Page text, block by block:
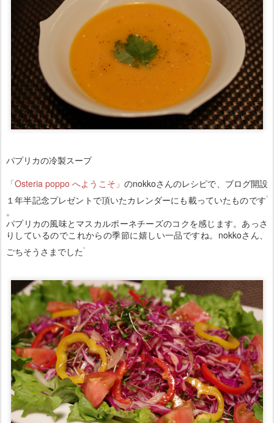
パプリカの冷製スープ
「Osteria poppo へようこそ」 のnokkoさんのレシピで、ブログ開設
１年半記念プレゼントで頂いたカレンダーにも載っていたものです
。
パプリカの風味とマスカルポーネチーズのコクを感じます。あっさ
りしているのでこれからの季節に嬉しい一品ですね。nokkoさん、
ごちそうさまでした